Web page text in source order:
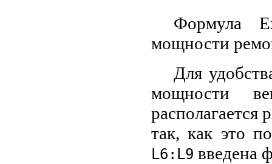
Формула
мощности
Для
мощности
так, как это
L6:L9 введена